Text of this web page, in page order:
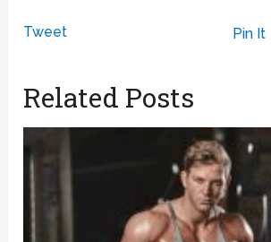
Tweet Pin It
Related Posts